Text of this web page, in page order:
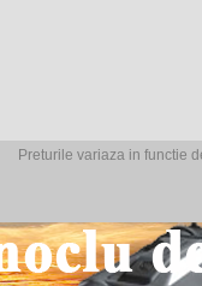
Preturile variaza in functie